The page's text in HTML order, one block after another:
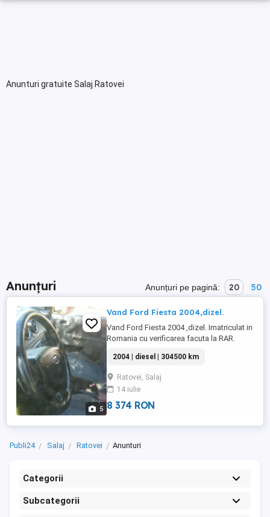
Anunturi gratuite Salaj Ratovei
Anunțuri Anunțuri pe pagină: 20 50
5
Vand Ford Fiesta 2004,dizel.
Vand Ford Fiesta 2004 ,dizel. Imatriculat in
Romania cu verificarea facuta la RAR.
si ofer certificat fiscal.
2004 | diesel | 304500 km
Ratovei, Salaj
14 iulie
8 374 RON
Publi24 Salaj Ratovei Anunturi
Categorii
Subcategorii